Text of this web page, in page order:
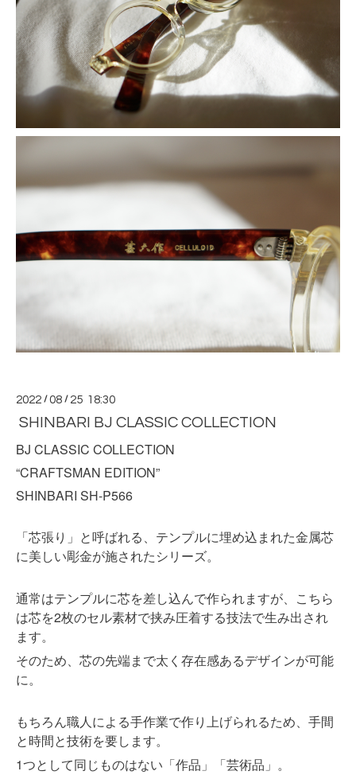
2022 /08 / 25 18:30
SHINBARI BJ CLASSIC COLLECTION
BJ CLASSIC COLLECTION
“CRAFTSMAN EDITION”
SHINBARI SH-P566
「芯張り」と呼ばれる、テンプルに埋め込まれた金属芯
に美しい彫金が施されたシリーズ。
通常はテンプルに芯を差し込んで作られますが、こちら
は芯を2枚のセル素材で挟み圧着する技法で生み出され
ます。
そのため、芯の先端まで太く存在感あるデザインが可能
に。
もちろん職人による手作業で作り上げられるため、手間
と時間と技術を要します。
1つとして同じものはない「作品」「芸術品」。